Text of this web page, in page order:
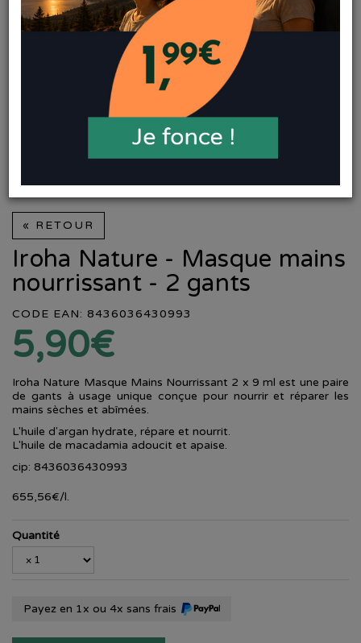
« RETOUR
Iroha Nature - Masque mains
nourrissant - 2 gants
CODE EAN: 8436036430993
5,90€
Iroha Nature Masque Mains Nourrissant 2 x 9 ml est une paire
de gants à usage unique conçue pour nourrir et réparer les
mains sèches et abîmées.
L'huile d'argan hydrate, répare et nourrit.
L'huile de macadamia adoucit et apaise.
cip: 8436036430993
655,56€/l.
Quantité
Payez en 1x ou 4x sans frais